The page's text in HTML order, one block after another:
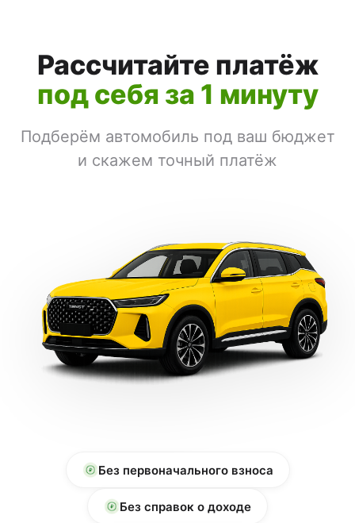
Рассчитайте платёж
под себя за 1 минуту
Подберём автомобиль под ваш бюджет
и скажем точный платёж
Без первоначального взноса
Без справок о доходе